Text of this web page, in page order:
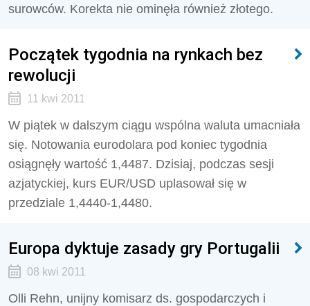
surowców. Korekta nie ominęła również złotego.
Początek tygodnia na rynkach bez
rewolucji
11 kwi 2011
W piątek w dalszym ciągu wspólna waluta umacniała
się. Notowania eurodolara pod koniec tygodnia
osiągnęły wartość 1,4487. Dzisiaj, podczas sesji
azjatyckiej, kurs EUR/USD uplasował się w
przedziale 1,4440-1,4480.
Europa dyktuje zasady gry Portugalii
08 kwi 2011
Olli Rehn, unijny komisarz ds. gospodarczych i